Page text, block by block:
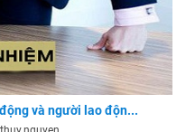
và người lao độn...